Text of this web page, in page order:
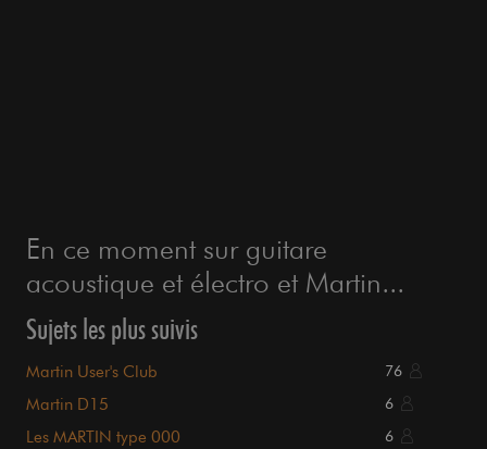
En ce moment sur guitare
acoustique et électro et Martin...
Sujets les plus suivis
Martin User's Club 76
Martin D15 6
Les MARTIN type 000 6